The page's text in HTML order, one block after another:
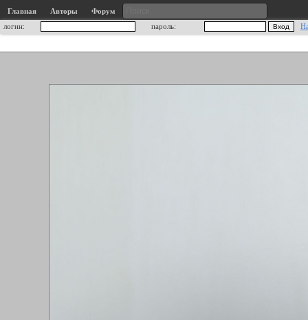
Главная Авторы
Форум
логин:
пароль: